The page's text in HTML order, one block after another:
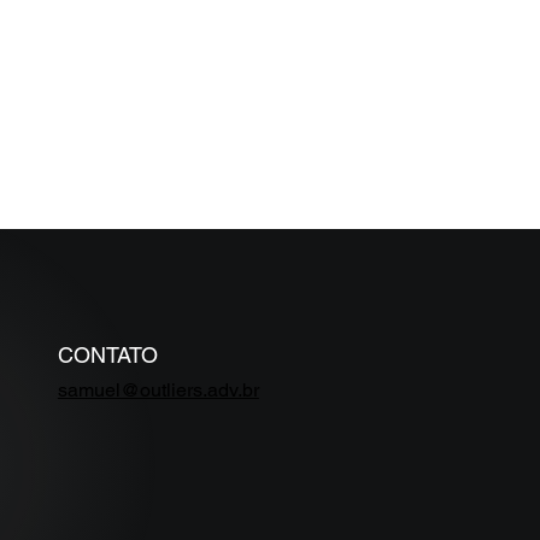
inferior a
samuel@outliers.adv.br
CONTATO